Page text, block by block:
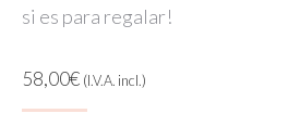
si es para regalar!
58,00€ (I.V.A. incl.)